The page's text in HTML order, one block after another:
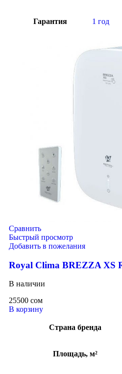
Гарантия 1 год
Сравнить
Быстрый просмотр
Добавить в пожелания
Royal Clima BREZZA XS
В наличии
25500 сом
В корзину
Страна бренда
Площадь, м²